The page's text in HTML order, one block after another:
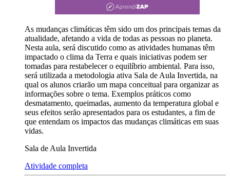
As mudanças climáticas têm sido um dos principais temas da
atualidade, afetando a vida de todas as pessoas no planeta.
Nesta aula, será discutido como as atividades humanas têm
impactado o clima da Terra e quais iniciativas podem ser
tomadas para restabelecer o equilíbrio ambiental. Para isso,
será utilizada a metodologia ativa Sala de Aula Invertida, na
qual os alunos criarão um mapa conceitual para organizar as
informações sobre o tema. Exemplos práticos como
desmatamento, queimadas, aumento da temperatura global e
seus efeitos serão apresentados para os estudantes, a fim de
que entendam os impactos das mudanças climáticas em suas
vidas.
Sala de Aula Invertida
Atividade completa